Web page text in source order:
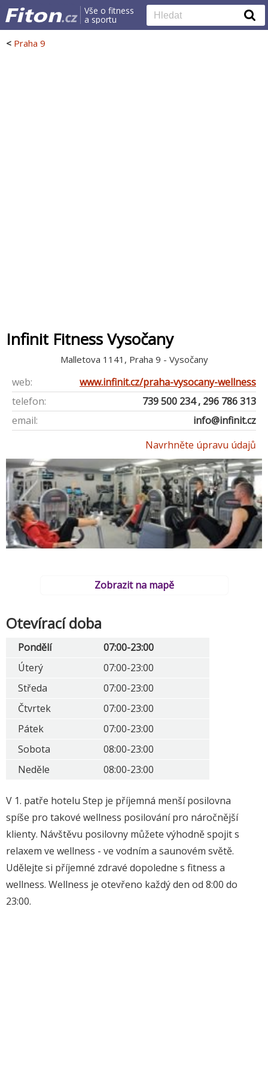
Vše o fitness
a sportu
< Praha 9
Infinit Fitness Vysočany
Malletova 1141, Praha 9 - Vysočany
web:
www.infinit.cz/praha-vysocany-wellness
telefon:
739 500 234 , 296 786 313
email:
info@infinit.cz
Navrhněte úpravu údajů
Zobrazit na mapě
Otevírací doba
Pondělí
07:00-23:00
Úterý
07:00-23:00
Středa
07:00-23:00
Čtvrtek
07:00-23:00
Pátek
07:00-23:00
Sobota
08:00-23:00
Neděle
08:00-23:00
V 1. patře hotelu Step je příjemná menší posilovna
spíše pro takové wellness posilování pro náročnější
klienty. Návštěvu posilovny můžete výhodně spojit s
relaxem ve wellness - ve vodním a saunovém světě.
Udělejte si příjemné zdravé dopoledne s fitness a
wellness. Wellness je otevřeno každý den od 8:00 do
23:00.